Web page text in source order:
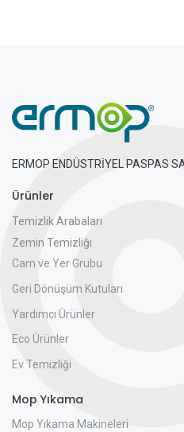
ERMOP ENDÜSTRİYEL PASPAS
Ürünler
Temizlik Arabaları
Zemin Temizliği
Cam ve Yer Grubu
Geri Dönüşüm Kutuları
Yardımcı Ürünler
Eco Ürünler
Ev Temizliği
Mop Yıkama
Mop Yıkama Makineleri